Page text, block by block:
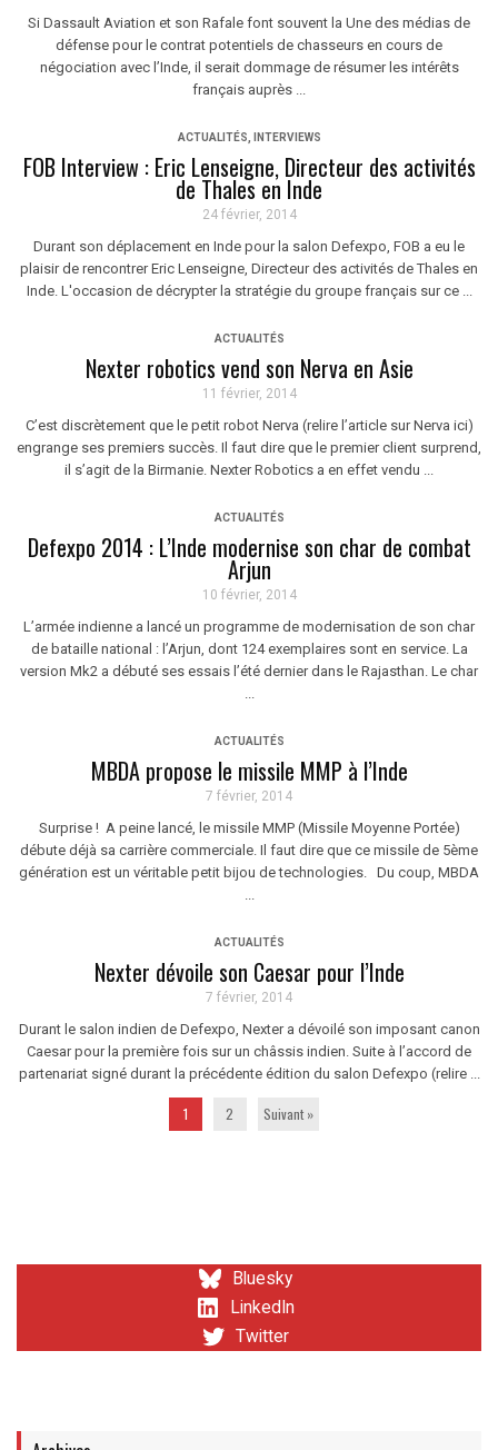
Si Dassault Aviation et son Rafale font souvent la Une des médias de
défense pour le contrat potentiels de chasseurs en cours de
négociation avec l’Inde, il serait dommage de résumer les intérêts
français auprès ...
ACTUALITÉS INTERVIEWS
FOB Interview : Eric Lenseigne, Directeur des activités
de Thales en Inde
24 février, 2014
Durant son déplacement en Inde pour la salon Defexpo, FOB a eu le
plaisir de rencontrer Eric Lenseigne, Directeur des activités de Thales en
Inde. L'occasion de décrypter la stratégie du groupe français sur ce ...
ACTUALITÉS
Nexter robotics vend son Nerva en Asie
11 février, 2014
C’est discrètement que le petit robot Nerva (relire l’article sur Nerva ici)
engrange ses premiers succès. Il faut dire que le premier client surprend,
il s’agit de la Birmanie. Nexter Robotics a en effet vendu ...
ACTUALITÉS
Defexpo 2014 : L’Inde modernise son char de combat
Arjun
10 février, 2014
L’armée indienne a lancé un programme de modernisation de son char
de bataille national : l’Arjun, dont 124 exemplaires sont en service. La
version Mk2 a débuté ses essais l’été dernier dans le Rajasthan. Le char
...
ACTUALITÉS
MBDA propose le missile MMP à l’Inde
7 février, 2014
Surprise ! A peine lancé, le missile MMP (Missile Moyenne Portée)
débute déjà sa carrière commerciale. Il faut dire que ce missile de 5ème
génération est un véritable petit bijou de technologies. Du coup, MBDA
...
ACTUALITÉS
Nexter dévoile son Caesar pour l’Inde
7 février, 2014
Durant le salon indien de Defexpo, Nexter a dévoilé son imposant canon
Caesar pour la première fois sur un châssis indien. Suite à l’accord de
partenariat signé durant la précédente édition du salon Defexpo (relire ...
1 2 Suivant »
Bluesky
LinkedIn
Twitter